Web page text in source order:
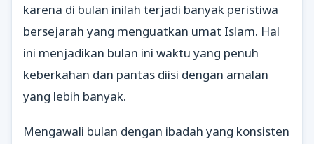
karena di bulan inilah terjadi banyak peristiwa
bersejarah yang menguatkan umat Islam. Hal
ini menjadikan bulan ini waktu yang penuh
keberkahan dan pantas diisi dengan amalan
yang lebih banyak.
Mengawali bulan dengan ibadah yang konsisten